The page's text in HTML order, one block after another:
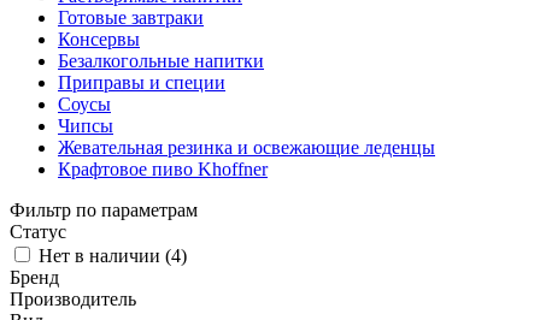
Готовые завтраки
Консервы
Безалкогольные напитки
Приправы и специи
Соусы
Чипсы
Жевательная резинка и освежающие леденцы
Крафтовое пиво Khoffner
Фильтр по параметрам
Статус
Нет в наличии (4)
Бренд
Производитель